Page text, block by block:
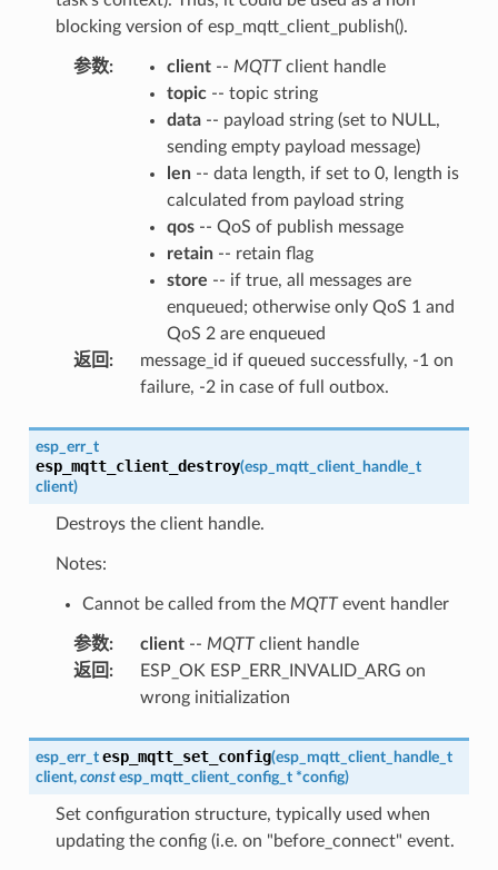
blocking version of esp_mqtt_client_publish().
参数: client-- MQTTclient handle
topic-- topic string
data-- payload string (set to NULL,
sending empty payload message)
len-- data length, if set to 0, length is
calculated from payload string
qos-- QoS of publish message
retain-- retain flag
store -- if true, all messages are
enqueued; otherwise only QoS 1 and
QoS 2 are enqueued
返回 :
message_id if queued successfully, -1 on
failure, -2 in case of full outbox.
esp_err_t
esp_mqtt_client_destroy(esp_mqtt_client_handle_t
client)
Destroys the client handle.
Notes:
Cannot be called from the MQTTevent handler
参数: client-- MQTTclient handle
返回 :
ESP_OK ESP_ERR_INVALID_ARG on
wrong initialization
esp_err_t esp_mqtt_set_config(esp_mqtt_client_handle_t
client, const esp_mqtt_client_config_t *config)
Set configuration structure, typically used when
updating the config (i.e. on "before_connect" event.